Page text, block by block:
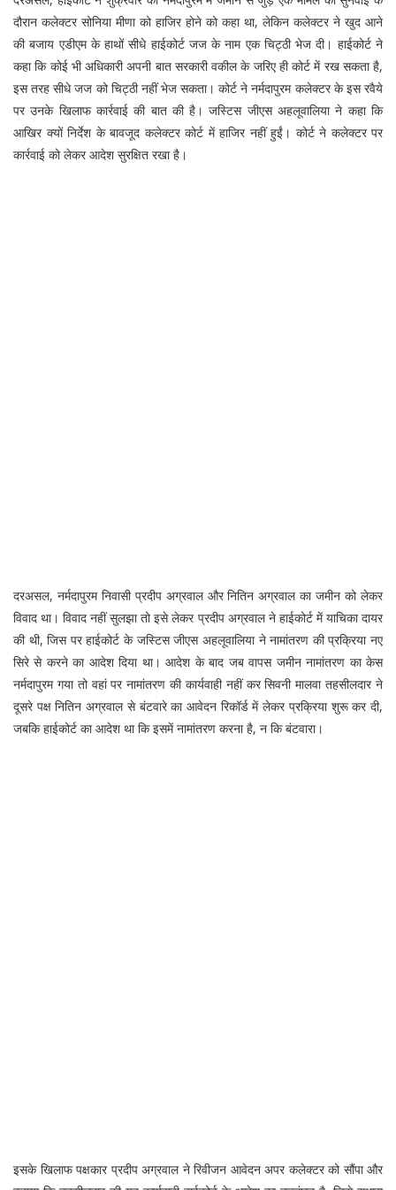
दौरान कलेक्टर सोनिया मीणा को हाजिर होने को कहा था, लेकिन कलेक्टर ने खुद आने
की बजाय एडीएम के हाथों सीधे हाईकोर्ट जज के नाम एक चिट्ठी भेज दी। हाईकोर्ट ने
कहा कि कोई भी अधिकारी अपनी बात सरकारी वकील के जरिए ही कोर्ट में रख सकता है,
इस तरह सीधे जज को चिट्ठी नहीं भेज सकता। कोर्ट ने नर्मदापुरम कलेक्टर के इस रवैये
पर उनके खिलाफ कार्रवाई की बात की है। जस्टिस जीएस अहलूवालिया ने कहा कि
आखिर क्यों निर्देश के बावजूद कलेक्टर कोर्ट में हाजिर नहीं हुईं। कोर्ट ने कलेक्टर पर
कार्रवाई को लेकर आदेश सुरक्षित रखा है।
दरअसल, नर्मदापुरम निवासी प्रदीप अग्रवाल और नितिन अग्रवाल का जमीन को लेकर
विवाद था। विवाद नहीं सुलझा तो इसे लेकर प्रदीप अग्रवाल ने हाईकोर्ट में याचिका दायर
की थी, जिस पर हाईकोर्ट के जस्टिस जीएस अहलूवालिया ने नामांतरण की प्रक्रिया नए
सिरे से करने का आदेश दिया था। आदेश के बाद जब वापस जमीन नामांतरण का केस
नर्मदापुरम गया तो वहां पर नामांतरण की कार्यवाही नहीं कर सिवनी मालवा तहसीलदार ने
दूसरे पक्ष नितिन अग्रवाल से बंटवारे का आवेदन रिकॉर्ड में लेकर प्रक्रिया शुरू कर दी,
जबकि हाईकोर्ट का आदेश था कि इसमें नामांतरण करना है, न कि बंटवारा।
इसके खिलाफ पक्षकार प्रदीप अग्रवाल ने रिवीजन आवेदन अपर कलेक्टर को सौंपा और